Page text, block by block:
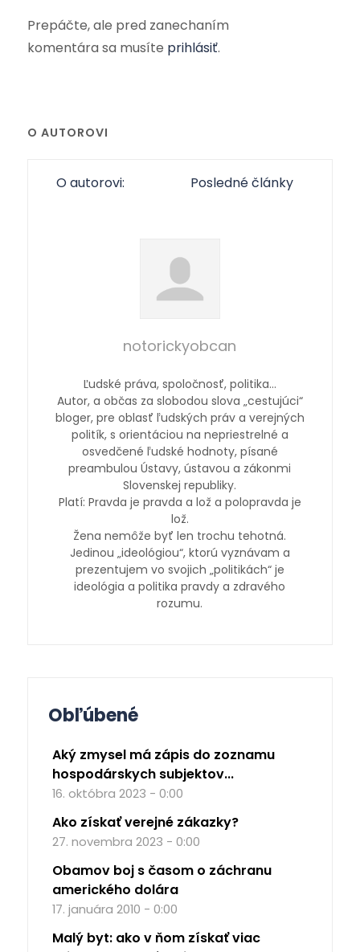
Prepáčte, ale pred zanechaním
komentára sa musíte prihlásiť.
O AUTOROVI
O autorovi: Posledné články
notorickyobcan
Ľudské práva, spoločnosť, politika…
Autor, a občas za slobodou slova „cestujúci“
bloger, pre oblasť ľudských práv a verejných
politík, s orientáciou na nepriestrelné a
osvedčené ľudské hodnoty, písané
preambulou Ústavy, ústavou a zákonmi
Slovenskej republiky.
Platí: Pravda je pravda a lož a polopravda je
lož.
Žena nemôže byť len trochu tehotná.
Jedinou „ideológiou“, ktorú vyznávam a
prezentujem vo svojich „politikách“ je
ideológia a politika pravdy a zdravého
rozumu.
Obľúbené
Aký zmysel má zápis do zoznamu
hospodárskych subjektov...
16. októbra 2023 - 0:00
Ako získať verejné zákazky?
27. novembra 2023 - 0:00
Obamov boj s časom o záchranu
amerického dolára
17. januára 2010 - 0:00
Malý byt: ako v ňom získať viac